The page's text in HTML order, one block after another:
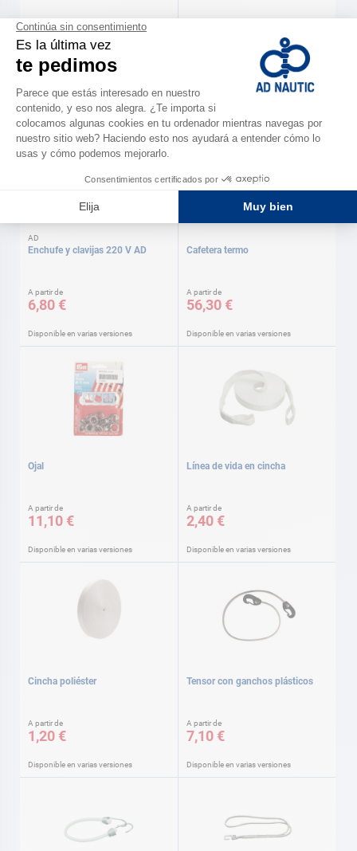
Clip preaislado
A partir de
5,00 €
Disponible en varias versiones
2,90 €
Disponible en varias versiones
AD
Enchufe y clavijas 220 V AD
A partir de
6,80 €
Disponible en varias versiones
Cafetera termo
A partir de
56,30 €
Disponible en varias versiones
Ojal
A partir de
11,10 €
Disponible en varias versiones
Línea de vida en cincha
A partir de
2,40 €
Disponible en varias versiones
Cincha poliéster
A partir de
1,20 €
Disponible en varias versiones
Tensor con ganchos plásticos
A partir de
7,10 €
Disponible en varias versiones